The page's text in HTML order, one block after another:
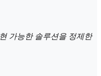
가능한 솔루션을 정제한